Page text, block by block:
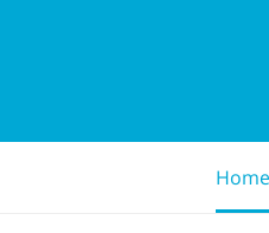
Home